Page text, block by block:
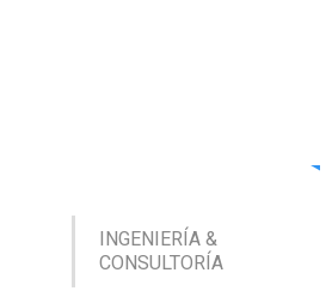
INGENIERÍA &
CONSULTORÍA